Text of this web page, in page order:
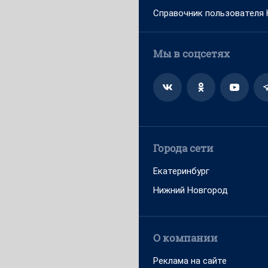
Справочник пользователя
Мы в соцсетях
Города сети
Екатеринбург
Нижний Новгород
О компании
Реклама на сайте